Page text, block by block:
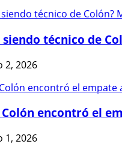
técnico de
2, 2026
encontró el
1, 2026